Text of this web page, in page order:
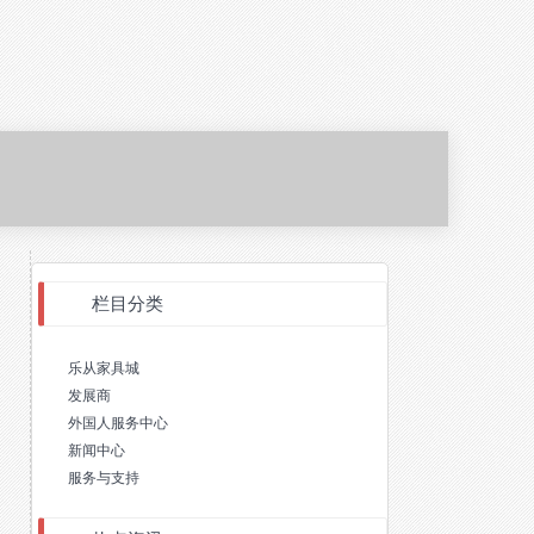
栏目分类
乐从家具城
发展商
外国人服务中心
新闻中心
服务与支持